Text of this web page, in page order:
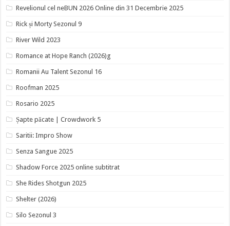
Revelionul cel neBUN 2026 Online din 31 Decembrie 2025
Rick și Morty Sezonul 9
River Wild 2023
Romance at Hope Ranch (2026)g
Romanii Au Talent Sezonul 16
Roofman 2025
Rosario 2025
Șapte păcate | Crowdwork 5
Saritii: Impro Show
Senza Sangue 2025
Shadow Force 2025 online subtitrat
She Rides Shotgun 2025
Shelter (2026)
Silo Sezonul 3